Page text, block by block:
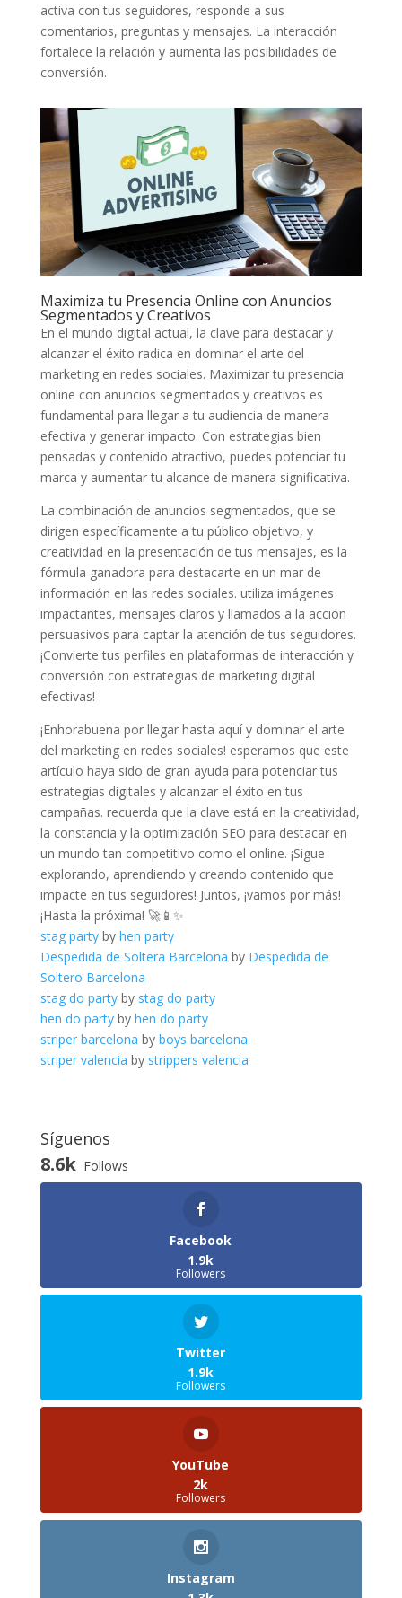
activa con tus‌ seguidores, responde a sus
comentarios, preguntas y mensajes. ​La interacción
fortalece la relación‌ y aumenta las posibilidades de
conversión.
Maximiza⁤ tu Presencia Online⁢ con Anuncios
Segmentados y Creativos
En ⁢el mundo ​digital ⁣actual, ⁢la clave para destacar⁤ y
alcanzar el éxito radica​ en dominar‌ el arte del
marketing en redes sociales. Maximizar tu ⁣presencia
⁣online con anuncios segmentados​ y ‍creativos es
fundamental para ⁢llegar ‍a ‍tu audiencia de manera⁤
efectiva y ⁣generar ⁢impacto. ​Con ⁢estrategias bien
⁢pensadas⁤ y​ contenido atractivo, puedes potenciar ‍tu
marca y aumentar tu​ alcance ⁣de ⁤manera significativa.
La combinación de anuncios segmentados, que se
dirigen específicamente a tu público objetivo, ‌y
‌creatividad en la presentación ⁢de tus ⁣mensajes, es ⁤la
fórmula ganadora ​para ‍destacarte en un mar de
información en las redes‍ sociales. utiliza imágenes
‌impactantes, mensajes claros ⁣y llamados a la acción
persuasivos para captar⁢ la ‌atención‍ de⁢ tus seguidores.
¡Convierte tus perfiles en ⁣plataformas de interacción y ​
conversión ‍con estrategias de marketing digital
efectivas!
¡Enhorabuena‌ por llegar hasta aquí y dominar el arte
‍del marketing ​en redes sociales! esperamos‌ que este
artículo haya sido ⁣de gran ayuda para potenciar tus
‌estrategias digitales y alcanzar ​el éxito en tus
campañas. recuerda que ‌la ⁢clave está en la creatividad,
la constancia ‌y ​la optimización SEO para destacar en
un⁣ mundo tan⁣ competitivo como el online. ¡Sigue
explorando, aprendiendo y creando​ contenido que
impacte⁣ en tus seguidores! ⁤Juntos, ‍¡vamos ‌por ⁤más!
¡Hasta la próxima! 🚀📱✨
stag partyby hen party
Despedida de Soltera Barcelona by Despedida de
Soltero Barcelona
stag do partyby stag do party
hen do partyby hen do party
striper barcelona by boys barcelona
striper valencia by strippers valencia
Síguenos
8.6k Follows
Facebook
1.9k
Followers
Twitter
1.9k
Followers
YouTube
2k
Followers
Instagram